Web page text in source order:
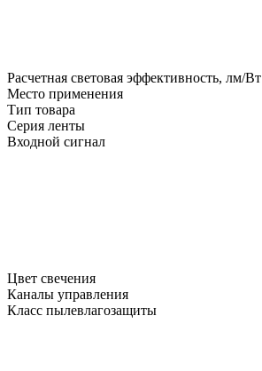
Расчетная световая эффективность, лм/Вт
Место применения
Тип товара
Серия ленты
Входной сигнал
Цвет свечения
Каналы управления
Класс пылевлагозащиты